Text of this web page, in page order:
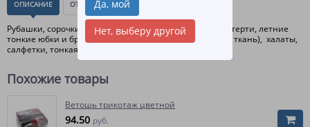
Да, мой
Нет, выберу другой
ОПИСАНИЕ ОТЗЫВЫ(0)
Рубашки, сорочки, блузки, платья, фартуки, тонкие скатерти, летние
тонкие юбки и брюки(не джинсовая и не вильветовая ткань), халаты,
салфетки, тонкая спецодежда. фабричный лоскут.
Похожие товары
Ветошь трикотаж цветной
94.50 руб.